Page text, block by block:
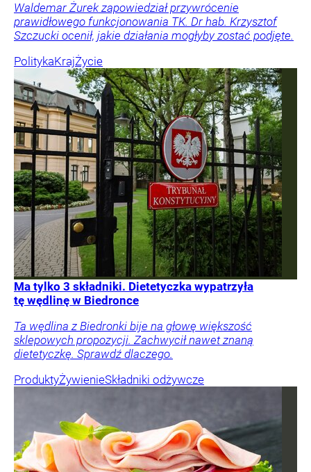
Waldemar Żurek zapowiedział przywrócenie
prawidłowego funkcjonowania TK. Dr hab. Krzysztof
Szczucki ocenił, jakie działania mogłyby zostać podjęte.
PolitykaKrajŻycie
Ma tylko 3 składniki. Dietetyczka wypatrzyła
tę wędlinę w Biedronce
Ta wędlina z Biedronki bije na głowę większość
sklepowych propozycji. Zachwycił nawet znaną
dietetyczkę. Sprawdź dlaczego.
ProduktyŻywienieSkładniki odżywcze